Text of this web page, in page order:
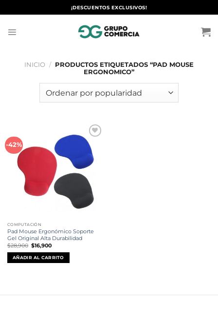
al
¡DESCUENTOS EXCLUSIVOS!
INICIO / PRODUCTOS ETIQUETADOS “PAD MOUSE
ERGONOMICO”
-42%
Añadir
a la
lista de
deseos
COMPUTACIÓN
Pad Mouse Ergonómico Soporte
Gel Original Alta Durabilidad
$28,900 El
precio
original
era:
$28,900.
$16,900El
actual
es:
$16,900.
AÑADIR AL CARRITO